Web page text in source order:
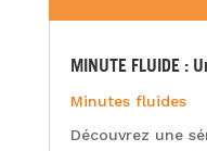
MINUTE FLUIDE :
Minutes fluides
Découvrez une